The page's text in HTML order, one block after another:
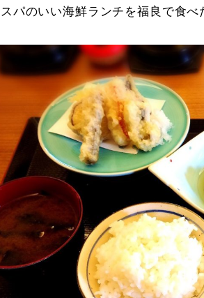
パのいい海鮮ランチを福良で食